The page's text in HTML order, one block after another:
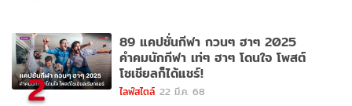
2
89 แคปชั่นกีฬา กวนๆ ฮาๆ 2025
คำคมนักกีฬา เท่ๆ ฮาๆ โดนใจ โพสต์
โซเชียลก็ได้แชร์!
ไลฟ์สไตล์ 22 มี.ค. 68